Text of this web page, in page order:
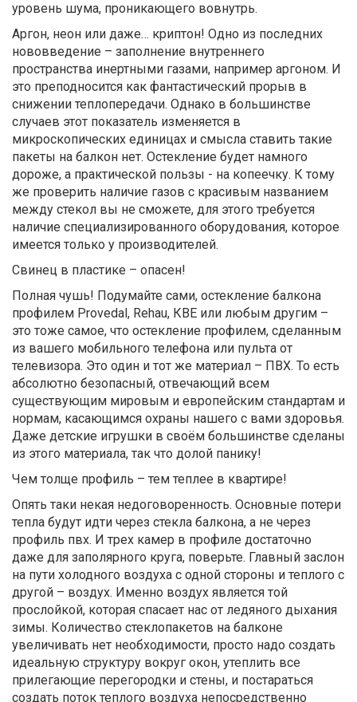
уровень шума, проникающего вовнутрь.
Аргон, неон или даже… криптон! Одно из последних
нововведение – заполнение внутреннего
пространства инертными газами, например аргоном. И
это преподносится как фантастический прорыв в
снижении теплопередачи. Однако в большинстве
случаев этот показатель изменяется в
микроскопических единицах и смысла ставить такие
пакеты на балкон нет. Остекление будет намного
дороже, а практической пользы - на копеечку. К тому
же проверить наличие газов с красивым названием
между стекол вы не сможете, для этого требуется
наличие специализированного оборудования, которое
имеется только у производителей.
Свинец в пластике – опасен!
Полная чушь! Подумайте сами, остекление балкона
профилем Provedal, Rehau, КВЕ или любым другим –
это тоже самое, что остекление профилем, сделанным
из вашего мобильного телефона или пульта от
телевизора. Это один и тот же материал – ПВХ. То есть
абсолютно безопасный, отвечающий всем
существующим мировым и европейским стандартам и
нормам, касающимся охраны нашего с вами здоровья.
Даже детские игрушки в своём большинстве сделаны
из этого материала, так что долой панику!
Чем толще профиль – тем теплее в квартире!
Опять таки некая недоговоренность. Основные потери
тепла будут идти через стекла балкона, а не через
профиль пвх. И трех камер в профиле достаточно
даже для заполярного круга, поверьте. Главный заслон
на пути холодного воздуха с одной стороны и теплого с
другой – воздух. Именно воздух является той
прослойкой, которая спасает нас от ледяного дыхания
зимы. Количество стеклопакетов на балконе
увеличивать нет необходимости, просто надо создать
идеальную структуру вокруг окон, утеплить все
прилегающие перегородки и стены, и постараться
создать поток теплого воздуха непосредственно